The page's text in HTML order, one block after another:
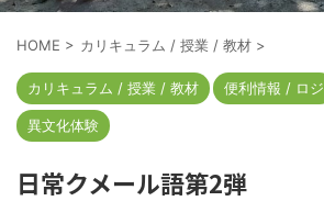
HOME > カリキュラム / 授業 / 教材 >
カリキュラム / 授業 / 教材 便利情報 / ロジ
異文化体験
日常クメール語第2弾